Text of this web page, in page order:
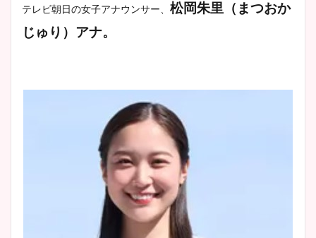
テレビ朝日の女子アナウンサー、 松岡朱里（まつおか
じゅり）アナ。